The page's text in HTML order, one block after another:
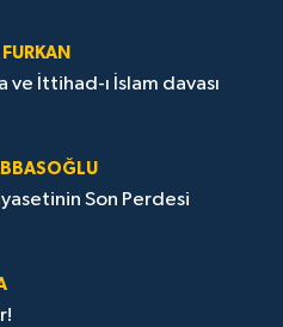
ve İttihad-ı İslam davası
Son Perdesi